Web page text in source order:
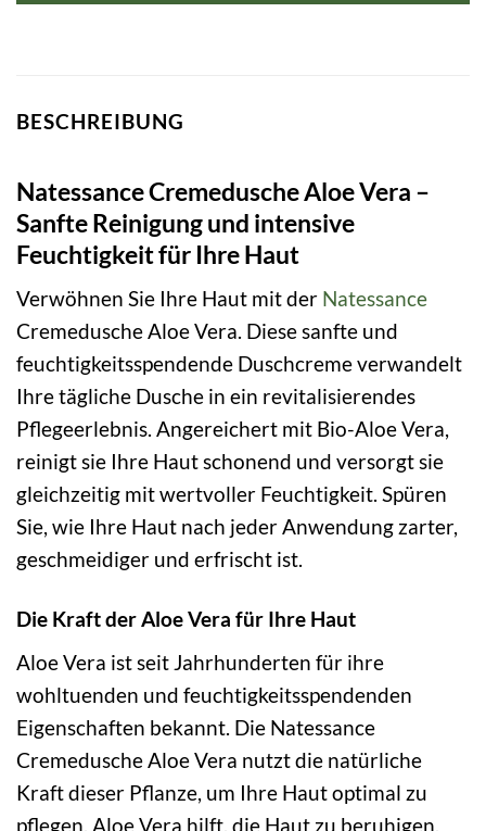
BESCHREIBUNG
Natessance Cremedusche Aloe Vera –
Sanfte Reinigung und intensive
Feuchtigkeit für Ihre Haut
Verwöhnen Sie Ihre Haut mit der Natessance
Cremedusche Aloe Vera. Diese sanfte und
feuchtigkeitsspendende Duschcreme verwandelt
Ihre tägliche Dusche in ein revitalisierendes
Pflegeerlebnis. Angereichert mit Bio-Aloe Vera,
reinigt sie Ihre Haut schonend und versorgt sie
gleichzeitig mit wertvoller Feuchtigkeit. Spüren
Sie, wie Ihre Haut nach jeder Anwendung zarter,
geschmeidiger und erfrischt ist.
Die Kraft der Aloe Vera für Ihre Haut
Aloe Vera ist seit Jahrhunderten für ihre
wohltuenden und feuchtigkeitsspendenden
Eigenschaften bekannt. Die Natessance
Cremedusche Aloe Vera nutzt die natürliche
Kraft dieser Pflanze, um Ihre Haut optimal zu
pflegen. Aloe Vera hilft, die Haut zu beruhigen,